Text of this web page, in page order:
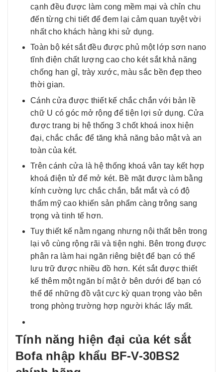
cạnh đều được làm cong mềm mại và chỉn chu
đến từng chi tiết để đem lại cảm quan tuyệt vời
nhất cho khách hàng khi sử dụng.
Toàn bộ két sắt đều được phủ một lớp sơn nano
tĩnh điện chất lượng cao cho két sắt khả năng
chống han gỉ, trày xước, màu sắc bền đẹp theo
thời gian.
Cánh cửa được thiết kế chắc chắn với bản lề
chữ U có góc mở rộng để tiện lợi sử dụng. Cửa
được trang bị hệ thống 3 chốt khoá inox hiện
đại, chắc chắc để tăng khả năng bảo mật và an
toàn của két.
Trên cánh cửa là hệ thống khoá vân tay kết hợp
khoá điện tử để mở két. Bề mặt được làm bằng
kính cường lực chắc chắn, bắt mắt và có độ
thẩm mỹ cao khiến sản phẩm càng trông sang
trọng và tinh tế hơn.
Tuy thiết kế nằm ngang nhưng nội thất bên trong
lại vô cùng rộng rãi và tiện nghi. Bên trong được
phân ra làm hai ngăn riêng biệt để bạn có thể
lưu trữ được nhiều đồ hơn. Két sắt được thiết
kế thêm một ngăn bí mật ở bên dưới để bạn có
thể để những đồ vật cực kỳ quan trọng vào bên
trong phòng trường hợp người khác lấy mất.
Tính năng hiện đại của két sắt
Bofa nhập khẩu BF-V-30BS2